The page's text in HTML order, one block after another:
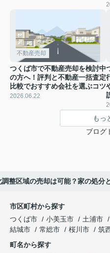
不動産売却
つくば市で不動産売却を検討中
の方へ！評判と不動産一括査定
比較でおすすめ会社を選ぶコツ
2026.06.22
もっ
ブログ
整区域の売却は可能？家の処分
市区町村から探す
つくば市
小美玉市 土浦市
結城市
常総市 桜川市
筑
町名から探す